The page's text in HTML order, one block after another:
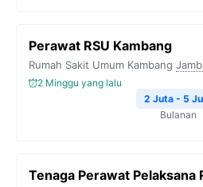
Perawat RSU Kambang
Rumah Sakit Umum Kambang Jambi
2 Minggu yang lalu
2 Juta - 5
Bulanan
Tenaga Perawat Pelaksana